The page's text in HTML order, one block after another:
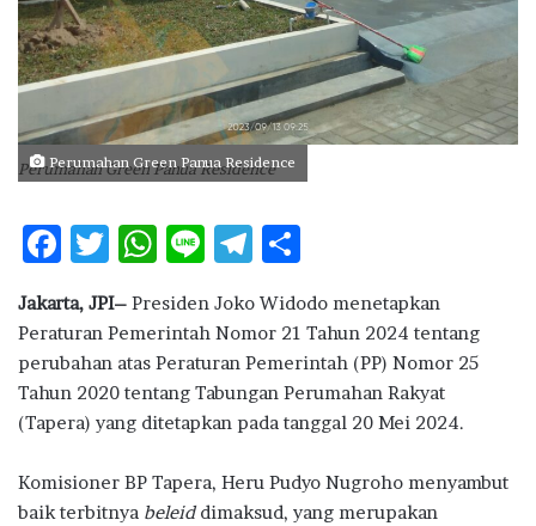
Perumahan Green Panua Residence
Perumahan Green Panua Residence
F
e
b
o
o
k
T
it
te
r
W
at
s
A
p
p
Li
e
T
e
g
ra
m
ar
e
Jakarta, JPI– Presiden Joko Widodo menetapkan
Peraturan Pemerintah Nomor 21 Tahun 2024 tentang
perubahan atas Peraturan Pemerintah (PP) Nomor 25
Tahun 2020 tentang Tabungan Perumahan Rakyat
(Tapera) yang ditetapkan pada tanggal 20 Mei 2024.
Komisioner BP Tapera, Heru Pudyo Nugroho menyambut
baik terbitnya beleiddimaksud, yang merupakan